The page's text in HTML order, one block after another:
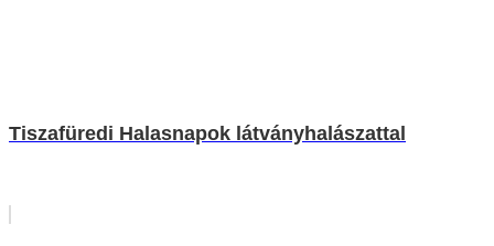
Tiszafüredi Halasnapok látványhalászattal